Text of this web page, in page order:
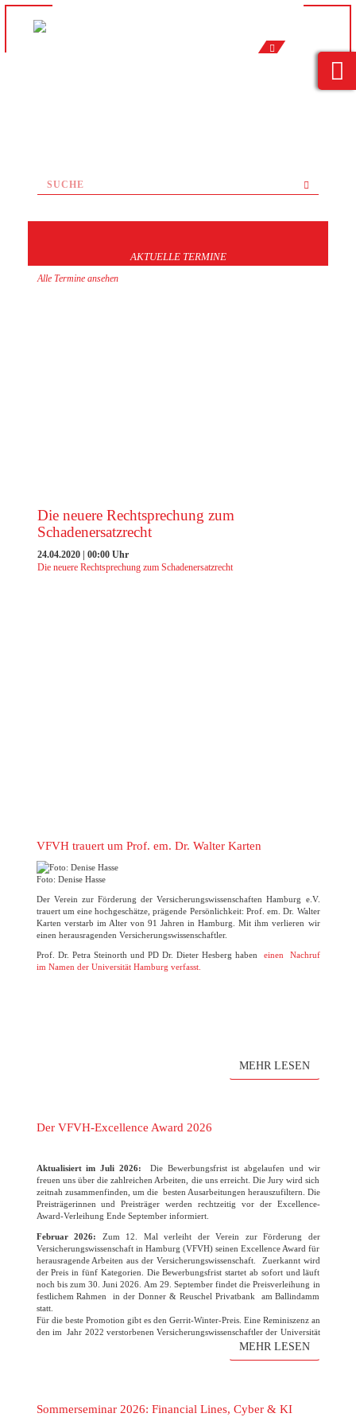
Die neuere Rechtsprechung zum
Schadenersatzrecht
24.04.2020 | 00:00 Uhr
Die neuere Rechtsprechung zum Schadenersatzrecht
VFVH trauert um Prof. em. Dr. Walter Karten
Foto: Denise Hasse
Der Verein zur Förderung der Versicherungswissenschaften Hamburg e.V.
trauert um eine hochgeschätze, prägende Persönlichkeit: Prof. em. Dr. Walter
Karten verstarb im Alter von 91 Jahren in Hamburg. Mit ihm verlieren wir
einen herausragenden Versicherungswissenschaftler.
Prof. Dr. Petra Steinorth und PD Dr. Dieter Hesberg haben einen Nachruf
im Namen der Universität Hamburg verfasst.
MEHR LESEN
Der VFVH-Excellence Award 2026
Aktualisiert im Juli 2026:
Die Bewerbungsfrist ist abgelaufen und wir
freuen uns über die zahlreichen Arbeiten, die uns erreicht. Die Jury wird sich
zeitnah zusammenfinden, um die besten Ausarbeitungen herauszufiltern. Die
Preisträgerinnen und Preisträger werden rechtzeitig vor der Excellence-
Award-Verleihung Ende September informiert.
Februar 2026: Zum 12. Mal verleiht der Verein zur Förderung der
Versicherungswissenschaft in Hamburg (VFVH) seinen Excellence Award für
herausragende Arbeiten aus der Versicherungswissenschaft. Zuerkannt wird
der Preis in fünf Kategorien. Die Bewerbungsfrist startet ab sofort und läuft
noch bis zum 30. Juni 2026. Am 29. September findet die Preisverleihung in
festlichem Rahmen in der Donner & Reuschel Privatbank am Ballindamm
statt.
Für die beste Promotion gibt es den Gerrit-Winter-Preis. Eine Reminiszenz an
den im Jahr 2022 verstorbenen Versicherungswissenschaftler der Universität
Hamburg. Der Verein freut sich wie immer auf die zahlreichen
MEHR LESEN
Sommerseminar 2026: Financial Lines, Cyber & KI
AKTUELLE TERMINE
Alle Termine ansehen